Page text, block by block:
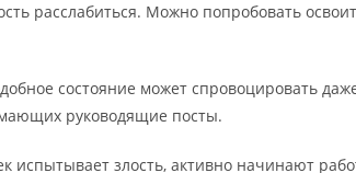
расслабиться. Можно попробовать
состояние может спровоцировать
руководящие посты.
испытывает злость, активно начинают